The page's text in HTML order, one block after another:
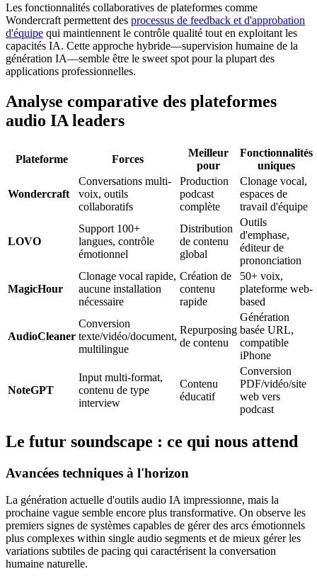
Les fonctionnalités collaboratives de plateformes comme
Wondercraft permettent des processus de feedback et d'approbation
d'équipe qui maintiennent le contrôle qualité tout en exploitant les
capacités IA. Cette approche hybride—supervision humaine de la
génération IA—semble être le sweet spot pour la plupart des
applications professionnelles.
Analyse comparative des plateformes
audio IA leaders
Plateforme Forces
Meilleur
pour
Fonctionnalités
uniques
Wondercraft
Conversations multi-
voix, outils
collaboratifs
Production
podcast
complète
Clonage vocal,
espaces de
travail d'équipe
LOVO
Support 100+
langues, contrôle
émotionnel
Distribution
de contenu
global
Outils
d'emphase,
éditeur de
prononciation
MagicHour
Clonage vocal rapide,
aucune installation
nécessaire
Création de
contenu
rapide
50+ voix,
plateforme web-
based
AudioCleaner
Conversion
texte/vidéo/document,
multilingue
Repurposing
de contenu
Génération
basée URL,
compatible
iPhone
NoteGPT
Input multi-format,
contenu de type
interview
Contenu
éducatif
Conversion
PDF/vidéo/site
web vers
podcast
Le futur soundscape : ce qui nous attend
Avancées techniques à l'horizon
La génération actuelle d'outils audio IA impressionne, mais la
prochaine vague semble encore plus transformative. On observe les
premiers signes de systèmes capables de gérer des arcs émotionnels
plus complexes within single audio segments et de mieux gérer les
variations subtiles de pacing qui caractérisent la conversation
humaine naturelle.